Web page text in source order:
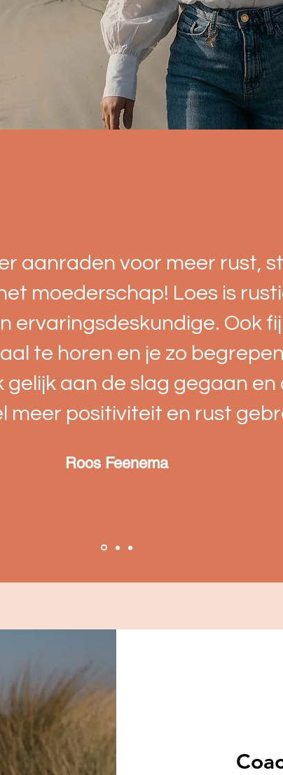
aanraden voor meer rust,
moederschap! Loes is
ervaringsdeskundige. Ook
te horen en je zo
gelijk aan de slag gegaan
meer positiviteit en rust
Roos Feenema